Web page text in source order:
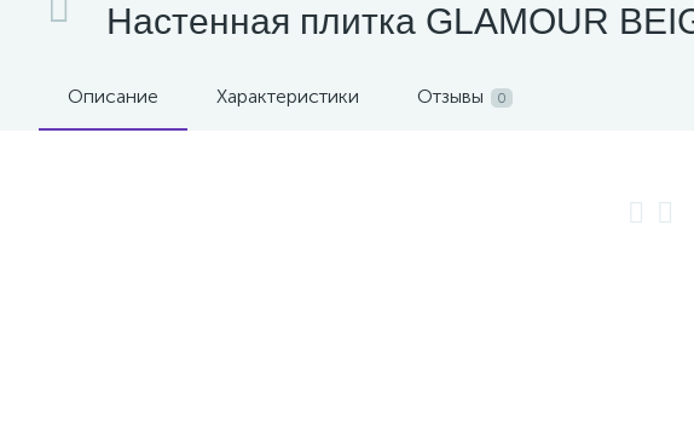
Настенная плитка GLAMOUR
Описание Характеристики Отзывы 0